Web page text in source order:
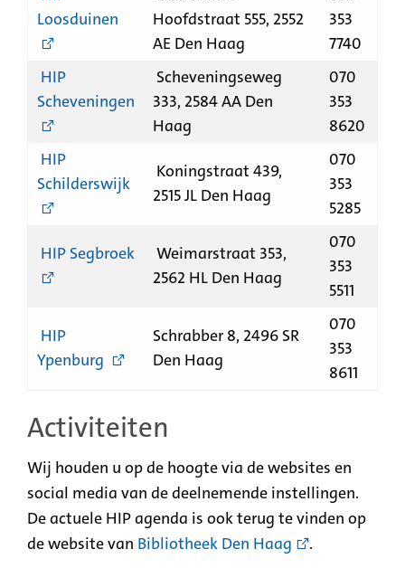
Loosduinen
Hoofdstraat 555, 2552
AE Den Haag
353
7740
HIP
Scheveningen
Scheveningseweg
333, 2584 AA Den
Haag
070
353
8620
HIP
Schilderswijk
Koningstraat 439,
2515 JL Den Haag
070
353
5285
HIP Segbroek
Weimarstraat 353,
2562 HL Den Haag
070
353
5511
HIP
Ypenburg
Schrabber 8, 2496 SR
Den Haag
070
353
8611
Activiteiten
Wij houden u op de hoogte via de websites en
social media van de deelnemende instellingen.
De actuele HIP agenda is ook terug te vinden op
de website van Bibliotheek Den Haag
.